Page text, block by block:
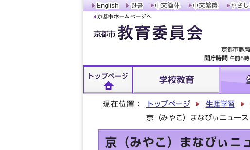
京都市教
開庁時間 午前8時
トップページ 学校教育
現在位置： トップページ 生涯学習
京（みやこ）まなびぃニュー
京（みやこ）まなびぃニ